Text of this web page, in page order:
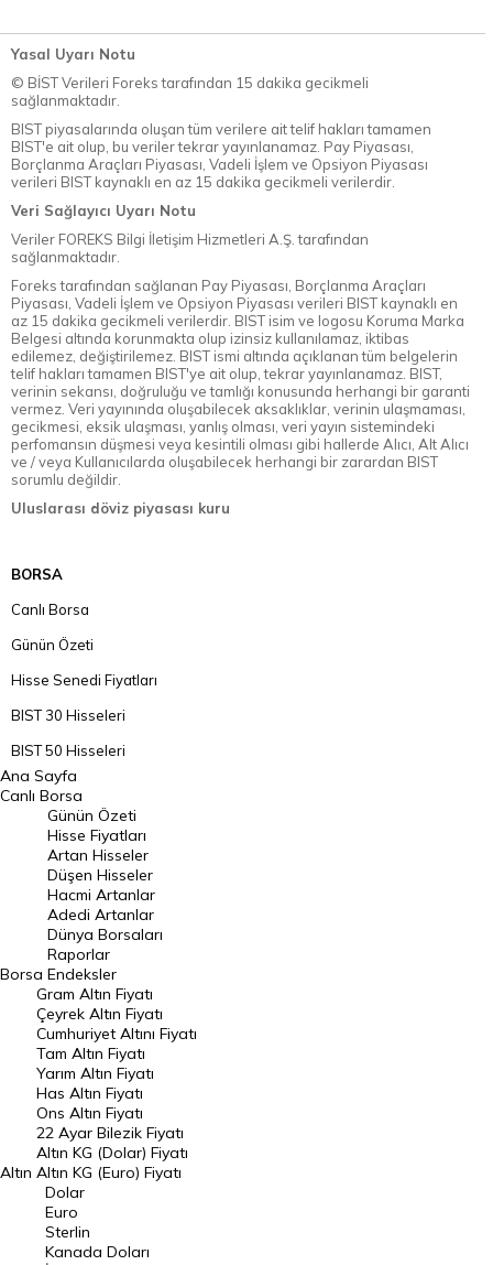
Yasal Uyarı Notu
© BİST Verileri Foreks tarafından 15 dakika gecikmeli
sağlanmaktadır.
BIST piyasalarında oluşan tüm verilere ait telif hakları tamamen
BIST'e ait olup, bu veriler tekrar yayınlanamaz. Pay Piyasası,
Borçlanma Araçları Piyasası, Vadeli İşlem ve Opsiyon Piyasası
verileri BIST kaynaklı en az 15 dakika gecikmeli verilerdir.
Veri Sağlayıcı Uyarı Notu
Veriler FOREKS Bilgi İletişim Hizmetleri A.Ş. tarafından
sağlanmaktadır.
Foreks tarafından sağlanan Pay Piyasası, Borçlanma Araçları
Piyasası, Vadeli İşlem ve Opsiyon Piyasası verileri BIST kaynaklı en
az 15 dakika gecikmeli verilerdir. BIST isim ve logosu Koruma Marka
Belgesi altında korunmakta olup izinsiz kullanılamaz, iktibas
edilemez, değiştirilemez. BIST ismi altında açıklanan tüm belgelerin
telif hakları tamamen BIST'ye ait olup, tekrar yayınlanamaz. BIST,
verinin sekansı, doğruluğu ve tamlığı konusunda herhangi bir garanti
vermez. Veri yayınında oluşabilecek aksaklıklar, verinin ulaşmaması,
gecikmesi, eksik ulaşması, yanlış olması, veri yayın sistemindeki
perfomansın düşmesi veya kesintili olması gibi hallerde Alıcı, Alt Alıcı
ve / veya Kullanıcılarda oluşabilecek herhangi bir zarardan BIST
sorumlu değildir.
Uluslarası döviz piyasası kuru
BORSA
Canlı Borsa
Günün Özeti
Hisse Senedi Fiyatları
BIST 30 Hisseleri
BIST 50 Hisseleri
BIST 100 Hisseleri
En Çok Artan Hisseler
En Çok Düşen Hisseler
Hacmi Artanlar
Geçmiş Kapanışlar
Dünya Borsaları
Raporlar
Endeksler
DÖVİZ
Döviz Kuru
Dolar Kuru
Euro Kuru
Pound Kuru
Frank Kuru
Ana Sayfa
Canlı Borsa
Borsa
Günün Özeti
Hisse Fiyatları
Artan Hisseler
Düşen Hisseler
Hacmi Artanlar
Adedi Artanlar
Dünya Borsaları
Raporlar
Endeksler
Altın
Gram Altın Fiyatı
Çeyrek Altın Fiyatı
Cumhuriyet Altını Fiyatı
Tam Altın Fiyatı
Yarım Altın Fiyatı
Has Altın Fiyatı
Ons Altın Fiyatı
22 Ayar Bilezik Fiyatı
Altın KG (Dolar) Fiyatı
Altın KG (Euro) Fiyatı
Dolar
Euro
Sterlin
Kanada Doları